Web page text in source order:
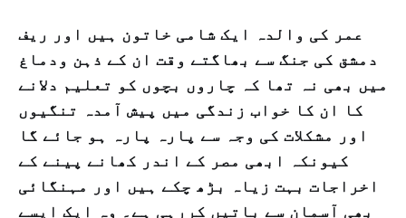
عمر کی والدہ ایک شامی خاتون ہیں اور ریف
دمشق کی جنگ سے بھاگتے وقت ان کے ذہن ودماغ
میں بھی نہ تھا کہ چاروں بچوں کو تعلیم دلانے
کا ان کا خواب زندگی میں پیش آمدہ تنگیوں
اور مشکلات کی وجہ سے پارہ پارہ ہو جائے گا
کیونکہ ابھی مصر کے اندر کھانے پینے کے
اخراجات بہت زیاہ بڑھ چکے ہیں اور مہنگائی
بھی آسمان سے باتیں کررہی ہے۔ وہ ایک ایسے